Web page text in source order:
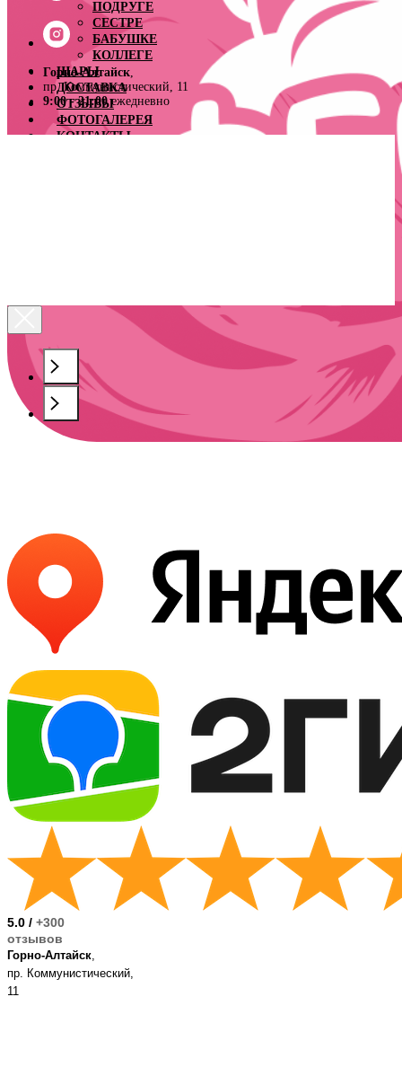
5.0 / +300
отзывов
Горно-Алтайск,
пр. Коммунистический,
11
ПОДРУГЕ
СЕСТРЕ
БАБУШКЕ
КОЛЛЕГЕ
ШАРЫ
ДОСТАВКА
ОТЗЫВЫ
ФОТОГАЛЕРЕЯ
КОНТАКТЫ
Горно-Алтайск,
пр. Коммунистический, 11
9:00 - 21:00ежедневно
Букет
«Кату-Ярык»
Букет
«Калбак-Таш»
Букет
«Чуя и Катунь»
Букет
«Алтын-Туу»